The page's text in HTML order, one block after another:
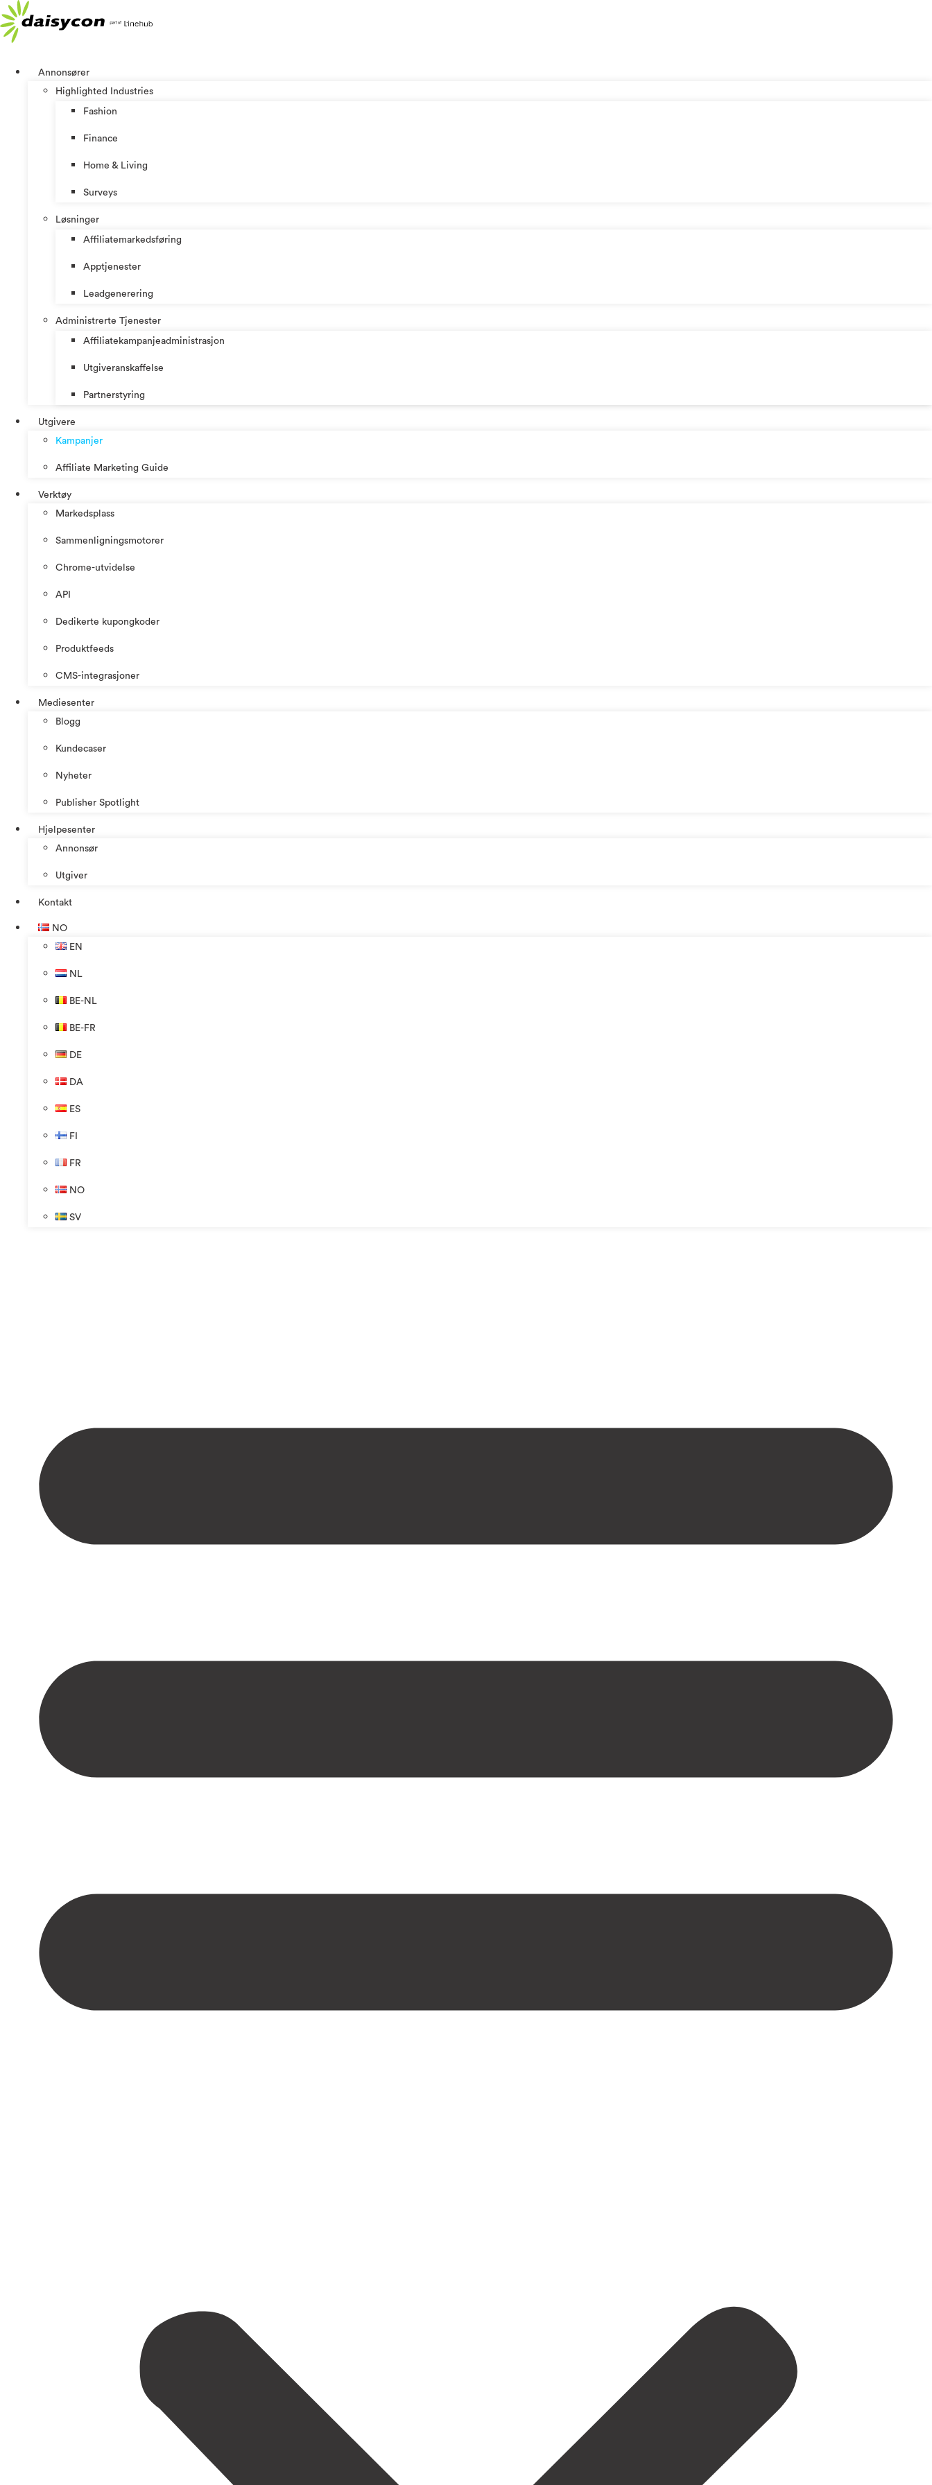
Skip
to
content
Annonsører
Highlighted Industries
Fashion
Finance
Home & Living
Surveys
Løsninger
Affiliatemarkedsføring
Apptjenester
Leadgenerering
Administrerte Tjenester
Affiliatekampanjeadministrasjon
Utgiveranskaffelse
Partnerstyring
Utgivere
Kampanjer
Affiliate Marketing Guide
Verktøy
Markedsplass
Sammenligningsmotorer
Chrome-utvidelse
API
Dedikerte kupongkoder
Produktfeeds
CMS-integrasjoner
Mediesenter
Blogg
Kundecaser
Nyheter
Publisher Spotlight
Hjelpesenter
Annonsør
Utgiver
Kontakt
NO
EN
NL
BE-NL
BE-FR
DE
DA
ES
FI
FR
NO
SV